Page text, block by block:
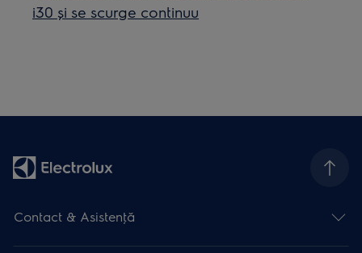
i30 şi se scurge continuu
Contact & Asistenţă